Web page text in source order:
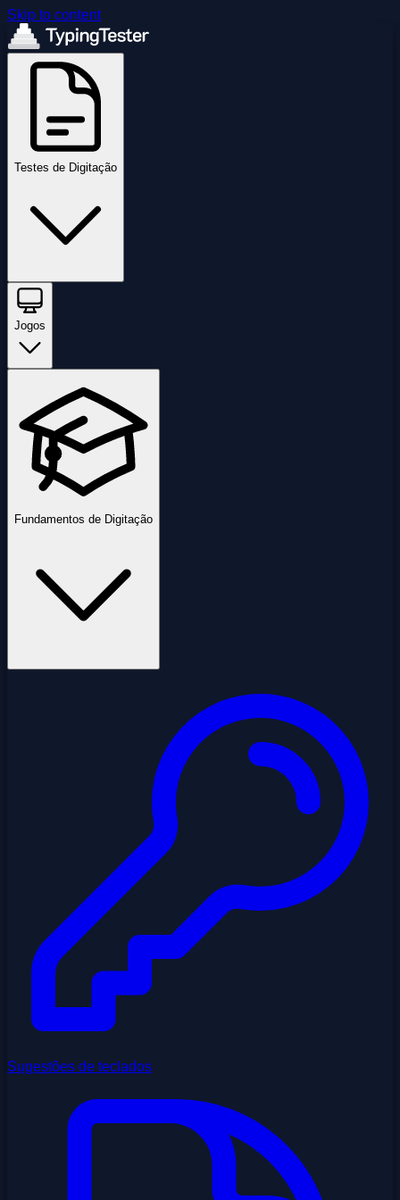
Skip to content
Testes de Digitação
Jogos
Fundamentos de Digitação
Sugestões de teclados